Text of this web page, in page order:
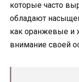
которые часто
обладают
как оранжевые и
внимание своей